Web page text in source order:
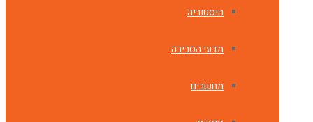
היסטוריה
מדעי הסביבה
מחשבים